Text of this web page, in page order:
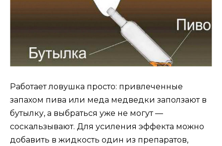
Работает ловушка просто: привлеченные
запахом пива или меда медведки заползают в
бутылку, а выбраться уже не могут —
соскальзывают. Для усиления эффекта можно
добавить в жидкость один из препаратов,